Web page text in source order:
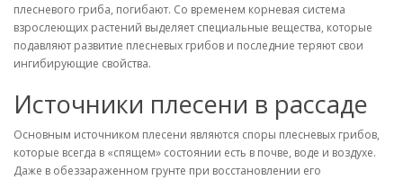
плесневого гриба, погибают. Со временем корневая система
взрослеющих растений выделяет специальные вещества, которые
подавляют развитие плесневых грибов и последние теряют свои
ингибирующие свойства.
Источники плесени в рассаде
Основным источником плесени являются споры плесневых грибов,
которые всегда в «спящем» состоянии есть в почве, воде и воздухе.
Даже в обеззараженном грунте при восстановлении его